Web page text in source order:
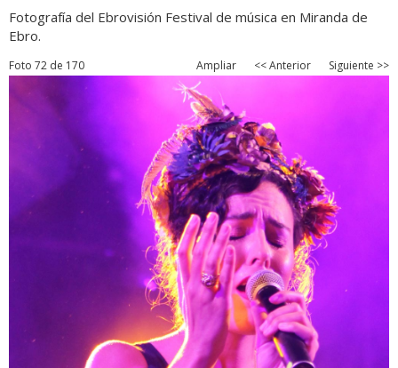
Fotografía del Ebrovisión Festival de música en Miranda de
Ebro.
Foto 72 de 170 Ampliar << Anterior Siguiente >>